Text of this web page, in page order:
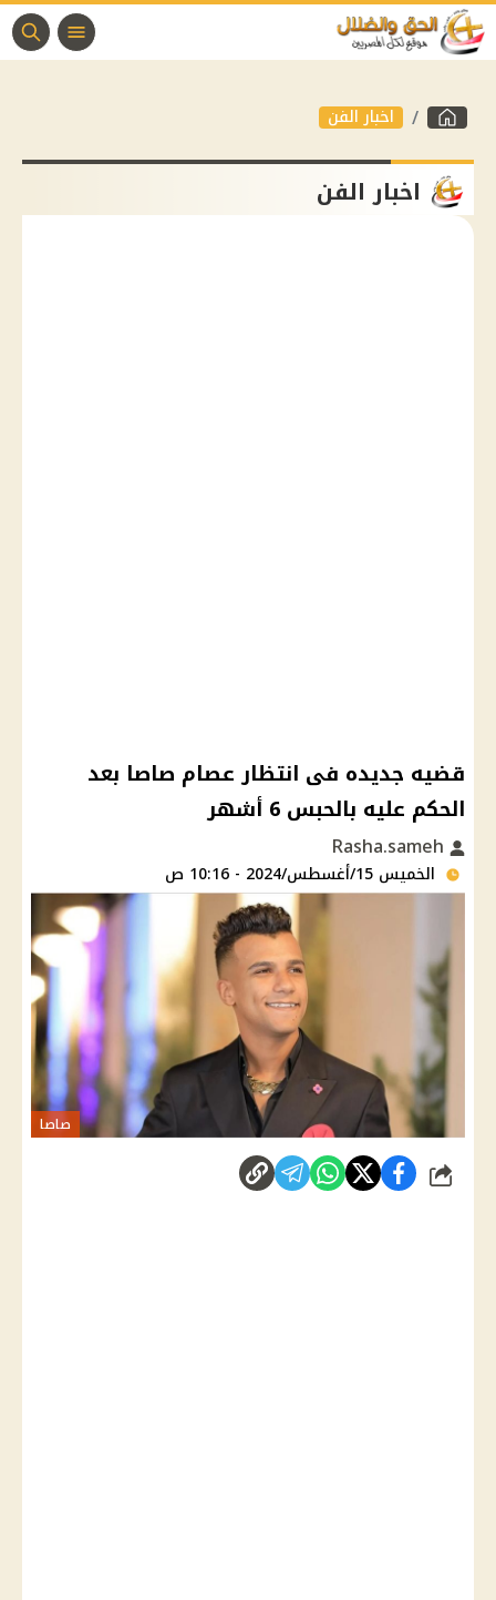
اخبار الفن
اخبار الفن
قضيه جديده فى انتظار عصام صاصا بعد
الحكم عليه بالحبس 6 أشهر
الخميس 15/أغسطس/2024 - 10:16 ص
صاصا
شارك